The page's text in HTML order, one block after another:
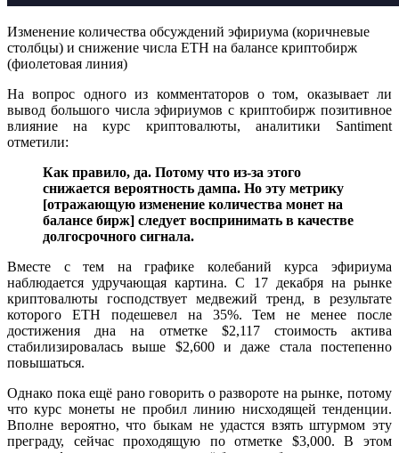
Изменение количества обсуждений эфириума (коричневые
столбцы) и снижение числа ETH на балансе криптобирж
(фиолетовая линия)
На вопрос одного из комментаторов о том, оказывает ли
вывод большого числа эфириумов с криптобирж позитивное
влияние на курс криптовалюты, аналитики Santiment
отметили:
Как правило, да. Потому что из-за этого
снижается вероятность дампа. Но эту метрику
[отражающую изменение количества монет на
балансе бирж] следует воспринимать в качестве
долгосрочного сигнала.
Вместе с тем на графике колебаний курса эфириума
наблюдается удручающая картина. С 17 декабря на рынке
криптовалюты господствует медвежий тренд, в результате
которого ETH подешевел на 35%. Тем не менее после
достижения дна на отметке $2,117 стоимость актива
стабилизировалась выше $2,600 и даже стала постепенно
повышаться.
Однако пока ещё рано говорить о развороте на рынке, потому
что курс монеты не пробил линию нисходящей тенденции.
Вполне вероятно, что быкам не удастся взять штурмом эту
преграду, сейчас проходящую по отметке $3,000. В этом